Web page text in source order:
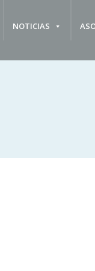
NOTICIAS